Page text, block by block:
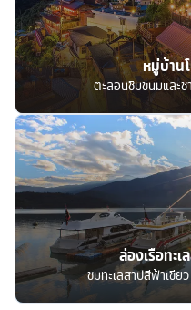
หมู่บ้าน
ตะลอนชิมขนมและ
ล่องเรือทะ
ชมทะเลสาปสีฟ้าเขี